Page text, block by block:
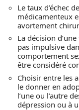
Le taux d’échec
médicamenteux
avortement
La décision
pas impulsive
comportement
être considéré
Choisir entre les
le donner en
l’une ou l’autre
dépression ou à